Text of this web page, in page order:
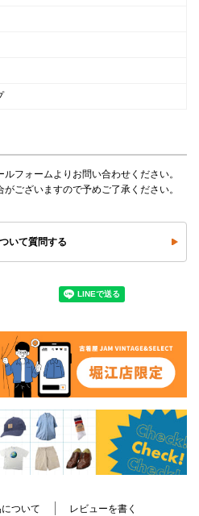
フォームよりお問い合わせください。
ございますので予めご了承ください。
いて質問する
ついて レビューを書く